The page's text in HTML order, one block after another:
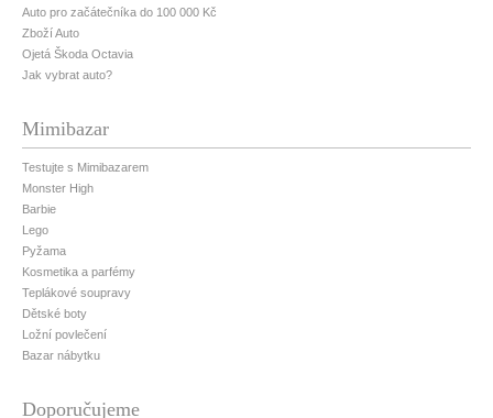
Auto pro začátečníka do 100 000 Kč
Zboží Auto
Ojetá Škoda Octavia
Jak vybrat auto?
Mimibazar
Testujte s Mimibazarem
Monster High
Barbie
Lego
Pyžama
Kosmetika a parfémy
Teplákové soupravy
Dětské boty
Ložní povlečení
Bazar nábytku
Doporučujeme